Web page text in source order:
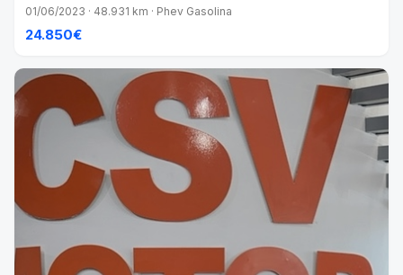
01/06/2023 · 48.931 km · Phev Gasolina
24.850€